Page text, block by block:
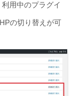
用中のプラグイ
の切り替えが可